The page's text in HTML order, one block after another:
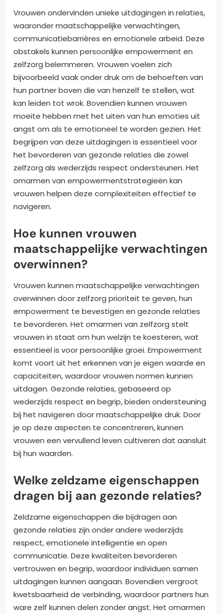
Vrouwen ondervinden unieke uitdagingen in relaties,
waaronder maatschappelijke verwachtingen,
communicatiebarrières en emotionele arbeid. Deze
obstakels kunnen persoonlijke empowerment en
zelfzorg belemmeren. Vrouwen voelen zich
bijvoorbeeld vaak onder druk om de behoeften van
hun partner boven die van henzelf te stellen, wat
kan leiden tot wrok. Bovendien kunnen vrouwen
moeite hebben met het uiten van hun emoties uit
angst om als te emotioneel te worden gezien. Het
begrijpen van deze uitdagingen is essentieel voor
het bevorderen van gezonde relaties die zowel
zelfzorg als wederzijds respect ondersteunen. Het
omarmen van empowermentstrategieën kan
vrouwen helpen deze complexiteiten effectief te
navigeren.
Hoe kunnen vrouwen
maatschappelijke verwachtingen
overwinnen?
Vrouwen kunnen maatschappelijke verwachtingen
overwinnen door zelfzorg prioriteit te geven, hun
empowerment te bevestigen en gezonde relaties
te bevorderen. Het omarmen van zelfzorg stelt
vrouwen in staat om hun welzijn te koesteren, wat
essentieel is voor persoonlijke groei. Empowerment
komt voort uit het erkennen van je eigen waarde en
capaciteiten, waardoor vrouwen normen kunnen
uitdagen. Gezonde relaties, gebaseerd op
wederzijds respect en begrip, bieden ondersteuning
bij het navigeren door maatschappelijke druk. Door
je op deze aspecten te concentreren, kunnen
vrouwen een vervullend leven cultiveren dat aansluit
bij hun waarden.
Welke zeldzame eigenschappen
dragen bij aan gezonde relaties?
Zeldzame eigenschappen die bijdragen aan
gezonde relaties zijn onder andere wederzijds
respect, emotionele intelligentie en open
communicatie. Deze kwaliteiten bevorderen
vertrouwen en begrip, waardoor individuen samen
uitdagingen kunnen aangaan. Bovendien vergroot
kwetsbaarheid de verbinding, waardoor partners hun
ware zelf kunnen delen zonder angst. Het omarmen